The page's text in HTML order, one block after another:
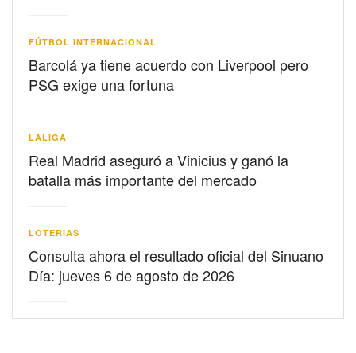
FÚTBOL INTERNACIONAL
Barcolá ya tiene acuerdo con Liverpool pero
PSG exige una fortuna
LALIGA
Real Madrid aseguró a Vinicius y ganó la
batalla más importante del mercado
LOTERIAS
Consulta ahora el resultado oficial del Sinuano
Día: jueves 6 de agosto de 2026